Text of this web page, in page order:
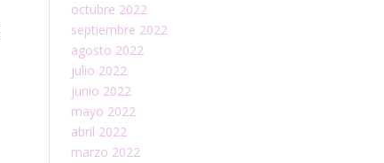
octubre 2022
septiembre 2022
agosto 2022
julio 2022
junio 2022
mayo 2022
abril 2022
marzo 2022